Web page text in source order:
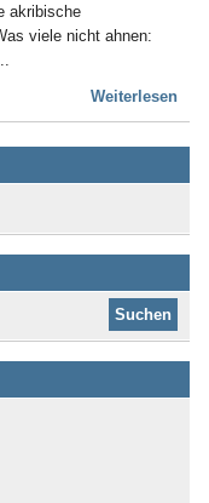
akribische
viele nicht ahnen:
Weiterlesen